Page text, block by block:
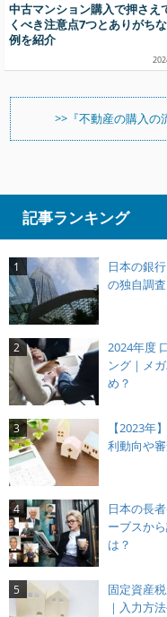
中古マンション購入で押さえ
くべき注意点7つとありがち
例を紹介
>>『不動産の購入の
記事ランキング
1
日本の銀
の独自調
2
2024年度
ング｜メ
め？
3
【2023年
利動向や
4
日本の長
ーブスか
は？
5
固定資産
｜入力方